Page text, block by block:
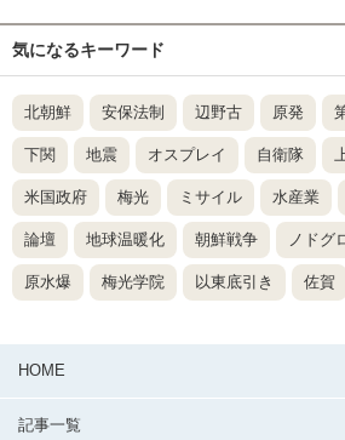
気になるキーワード
北朝鮮 安保法制 辺野古 原発
下関 地震 オスプレイ 自衛隊
米国政府 梅光 ミサイル 水産業
論壇 地球温暖化 朝鮮戦争 ノドグ
原水爆 梅光学院 以東底引き 佐賀
HOME
記事一覧